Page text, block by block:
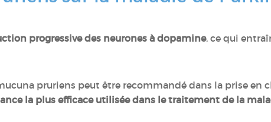
progressive des neurones à dopamine, ce qui
pruriens peut être recommandé dans la prise en
la plus efficace utilisée dans le traitement de la